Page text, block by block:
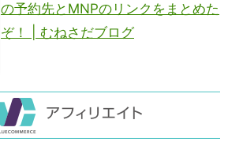
の予約先とMNPのリンクをまとめた
ぞ！ | むねさだブログ